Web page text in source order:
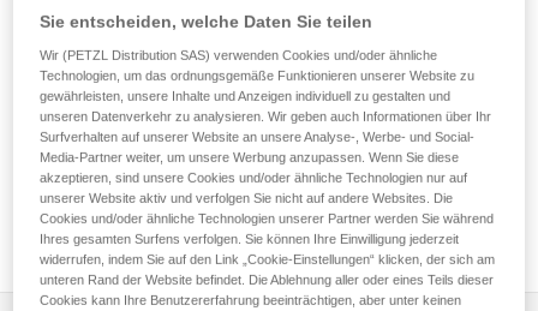
STRING
Zubehör zum Halten des Verbindungselements in der
richtigen Position und zum Schutz des Gurtbands
(Zehnerpack)
Das STRING-Element hält das Verbindungselement in der
richtigen Position und schützt das Gurtband vor Abrieb.
Sie entscheiden, welche Daten Sie teilen
Wir (PETZL Distribution SAS) verwenden Cookies und/oder ähnliche
Technologien, um das ordnungsgemäße Funktionieren unserer Website zu
gewährleisten, unsere Inhalte und Anzeigen individuell zu gestalten und
unseren Datenverkehr zu analysieren. Wir geben auch Informationen über Ihr
Surfverhalten auf unserer Website an unsere Analyse-, Werbe- und Social-
Media-Partner weiter, um unsere Werbung anzupassen. Wenn Sie diese
akzeptieren, sind unsere Cookies und/oder ähnliche Technologien nur auf
unserer Website aktiv und verfolgen Sie nicht auf andere Websites. Die
Cookies und/oder ähnliche Technologien unserer Partner werden Sie während
Ihres gesamten Surfens verfolgen. Sie können Ihre Einwilligung jederzeit
widerrufen, indem Sie auf den Link „Cookie-Einstellungen“ klicken, der sich am
unteren Rand der Website befindet. Die Ablehnung aller oder eines Teils dieser
Cookies kann Ihre Benutzererfahrung beeinträchtigen, aber unter keinen